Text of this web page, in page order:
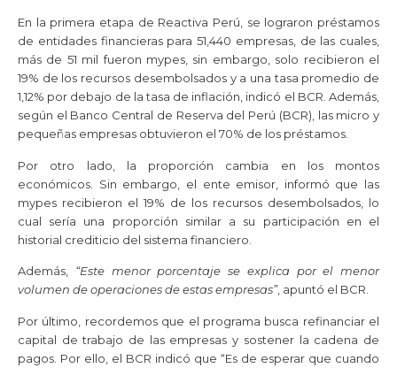
En la primera etapa de Reactiva Perú, se lograron préstamos
de entidades financieras para 51,440 empresas, de las cuales,
más de 51 mil fueron mypes, sin embargo, solo recibieron el
19% de los recursos desembolsados y a una tasa promedio de
1,12% por debajo de la tasa de inflación, indicó el BCR. Además,
según el Banco Central de Reserva del Perú (BCR), las micro y
pequeñas empresas obtuvieron el 70% de los préstamos.
Por otro lado, la proporción cambia en los montos
económicos. Sin embargo, el ente emisor, informó que las
mypes recibieron el 19% de los recursos desembolsados, lo
cual sería una proporción similar a su participación en el
historial crediticio del sistema financiero.
Además, “Este menor porcentaje se explica por el menor
volumen de operaciones de estas empresas”, apuntó el BCR.
Por último, recordemos que el programa busca refinanciar el
capital de trabajo de las empresas y sostener la cadena de
pagos. Por ello, el BCR indicó que “Es de esperar que cuando